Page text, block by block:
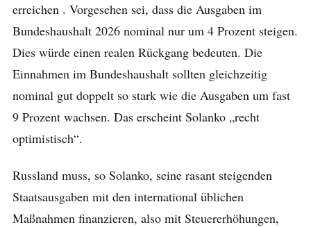
erreichen . Vorgesehen sei, dass die Ausgaben im
Bundeshaushalt 2026 nominal nur um 4 Prozent steigen.
Dies würde einen realen Rückgang bedeuten. Die
Einnahmen im Bundeshaushalt sollten gleichzeitig
nominal gut doppelt so stark wie die Ausgaben um fast
9 Prozent wachsen. Das erscheint Solanko „recht
optimistisch“.
Russland muss, so Solanko, seine rasant steigenden
Staatsausgaben mit den international üblichen
Maßnahmen finanzieren, also mit Steuererhöhungen,